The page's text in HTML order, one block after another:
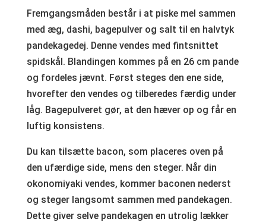
Fremgangsmåden består i at piske mel sammen
med æg, dashi, bagepulver og salt til en halvtyk
pandekagedej. Denne vendes med fintsnittet
spidskål. Blandingen kommes på en 26 cm pande
og fordeles jævnt. Først steges den ene side,
hvorefter den vendes og tilberedes færdig under
låg. Bagepulveret gør, at den hæver op og får en
luftig konsistens.
Du kan tilsætte bacon, som placeres oven på
den ufærdige side, mens den steger. Når din
okonomiyaki vendes, kommer baconen nederst
og steger langsomt sammen med pandekagen.
Dette giver selve pandekagen en utrolig lækker